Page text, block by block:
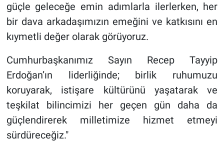
güçle geleceğe emin adımlarla ilerlerken, her
bir dava arkadaşımızın emeğini ve katkısını en
kıymetli değer olarak görüyoruz.
Cumhurbaşkanımız Sayın Recep Tayyip
Erdoğan’ın liderliğinde; birlik ruhumuzu
koruyarak, istişare kültürünü yaşatarak ve
teşkilat bilincimizi her geçen gün daha da
güçlendirerek milletimize hizmet etmeyi
sürdüreceğiz."